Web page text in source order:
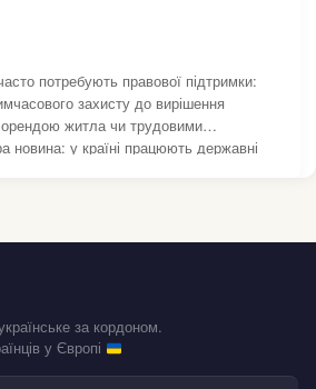
потребують правової підтримки:
захисту до вирішення
житла чи трудовими
новина: у країні працюють державні
за кордоном.
у Європі